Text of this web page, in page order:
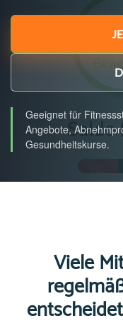
Geeignet für
Angebote,
Gesundheitskurse.
Viele